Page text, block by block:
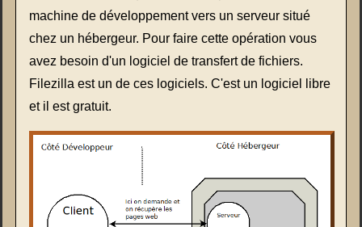
machine de développement vers un serveur situé
chez un hébergeur. Pour faire cette opération vous
avez besoin d'un logiciel de transfert de fichiers.
Filezilla est un de ces logiciels. C'est un logiciel libre
et il est gratuit.